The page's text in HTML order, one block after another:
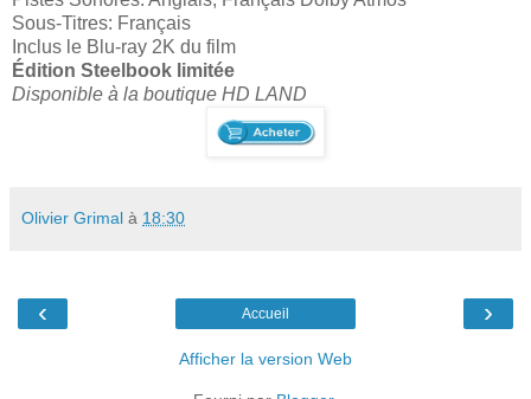
Sous-Titres: Français
Inclus le Blu-ray 2K du film
Édition Steelbook limitée
Disponible à la boutique HD LAND
Olivier Grimal à 18:30
‹ ›
Accueil
Afficher la version Web